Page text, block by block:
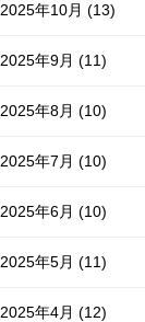
2025年10月 (13)
2025年9月 (11)
2025年8月 (10)
2025年7月 (10)
2025年6月 (10)
2025年5月 (11)
2025年4月 (12)